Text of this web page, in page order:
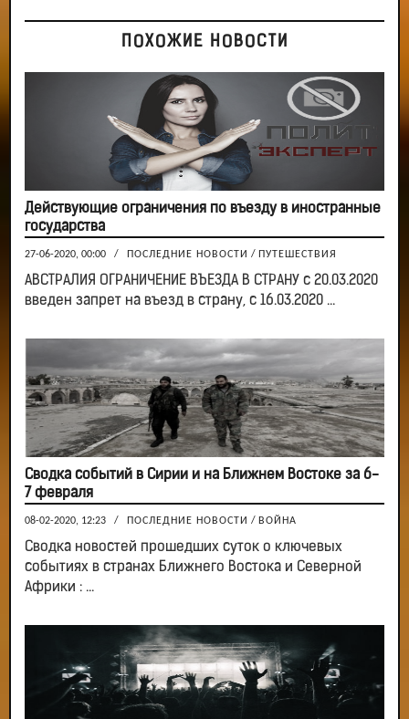
ПОХОЖИЕ НОВОСТИ
Действующие ограничения по въезду в иностранные
государства
27-06-2020, 00:00 / ПОСЛЕДНИЕ НОВОСТИ / ПУТЕШЕСТВИЯ
АВСТРАЛИЯ ОГРАНИЧЕНИЕ ВЪЕЗДА В СТРАНУ с 20.03.2020
введен запрет на въезд в страну, с 16.03.2020 ...
Сводка событий в Сирии и на Ближнем Востоке за 6-
7 февраля
08-02-2020, 12:23 / ПОСЛЕДНИЕ НОВОСТИ / ВОЙНА
Сводка новостей прошедших суток о ключевых
событиях в странах Ближнего Востока и Северной
Африки : ...